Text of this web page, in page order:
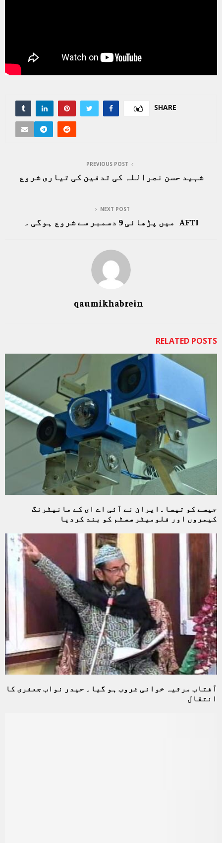
SHARE
0
PREVIOUS POST
شہید حسن نصراللہ کی تدفین کی تیاری شروع
NEXT POST
AFTI میں پڑھائی 9 دسمبر سے شروع ہوگی ۔
qaumikhabrein
RELATED POSTS
جیسے کو تیسا۔ایران نے آئی اے ای کے مانیٹرنگ
کیمروں اور فلومیٹر سسٹم کو بند کردیا
آفتاب مرثیہ خوانی غروب ہو گیا۔ حیدر نواب جعفری کا
انتقال